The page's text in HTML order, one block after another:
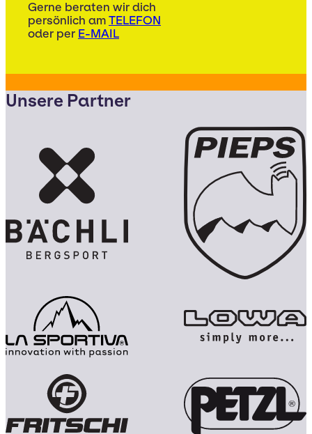
Gerne beraten wir dich
persönlich am TELEFON
oder per E-MAIL
Unsere Partner